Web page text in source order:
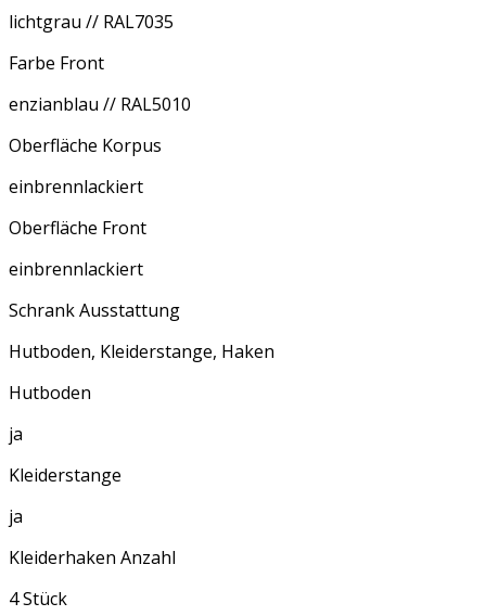
lichtgrau // RAL7035
Farbe Front
enzianblau // RAL5010
Oberfläche Korpus
einbrennlackiert
Oberfläche Front
einbrennlackiert
Schrank Ausstattung
Hutboden, Kleiderstange, Haken
Hutboden
ja
Kleiderstange
ja
Kleiderhaken Anzahl
4 Stück